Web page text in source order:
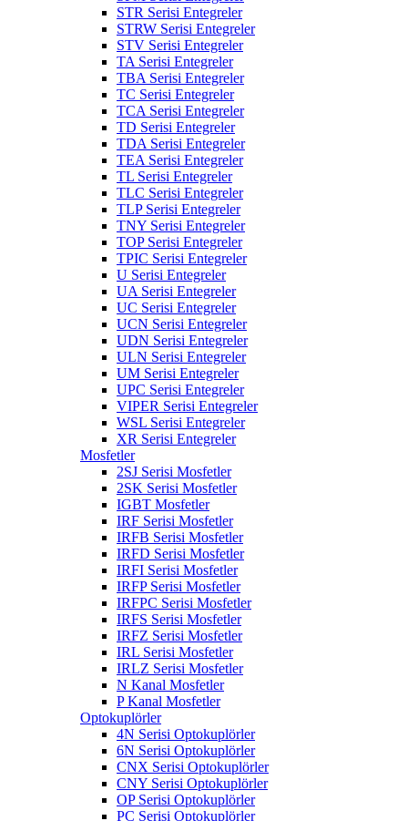
STR Serisi Entegreler
STRW Serisi Entegreler
STV Serisi Entegreler
TA Serisi Entegreler
TBA Serisi Entegreler
TC Serisi Entegreler
TCA Serisi Entegreler
TD Serisi Entegreler
TDA Serisi Entegreler
TEA Serisi Entegreler
TL Serisi Entegreler
TLC Serisi Entegreler
TLP Serisi Entegreler
TNY Serisi Entegreler
TOP Serisi Entegreler
TPIC Serisi Entegreler
U Serisi Entegreler
UA Serisi Entegreler
UC Serisi Entegreler
UCN Serisi Entegreler
UDN Serisi Entegreler
ULN Serisi Entegreler
UM Serisi Entegreler
UPC Serisi Entegreler
VIPER Serisi Entegreler
WSL Serisi Entegreler
XR Serisi Entegreler
Mosfetler
2SJ Serisi Mosfetler
2SK Serisi Mosfetler
IGBT Mosfetler
IRF Serisi Mosfetler
IRFB Serisi Mosfetler
IRFD Serisi Mosfetler
IRFI Serisi Mosfetler
IRFP Serisi Mosfetler
IRFPC Serisi Mosfetler
IRFS Serisi Mosfetler
IRFZ Serisi Mosfetler
IRL Serisi Mosfetler
IRLZ Serisi Mosfetler
N Kanal Mosfetler
P Kanal Mosfetler
Optokuplörler
4N Serisi Optokuplörler
6N Serisi Optokuplörler
CNX Serisi Optokuplörler
CNY Serisi Optokuplörler
OP Serisi Optokuplörler
PC Serisi Optokuplörler